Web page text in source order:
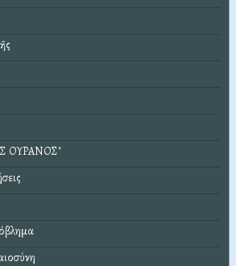
ΟΥΡΑΝΟΣ"